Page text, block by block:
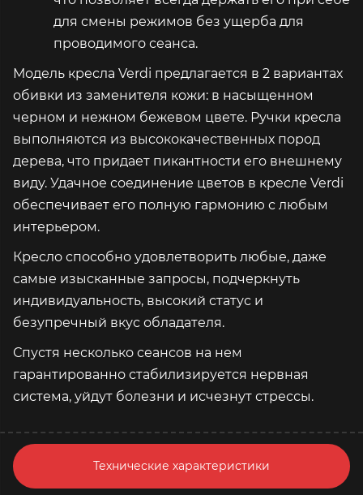
для смены режимов без ущерба для
проводимого сеанса.
Модель кресла Verdi предлагается в 2 вариантах
обивки из заменителя кожи: в насыщенном
черном и нежном бежевом цвете. Ручки кресла
выполняются из высококачественных пород
дерева, что придает пикантности его внешнему
виду. Удачное соединение цветов в кресле Verdi
обеспечивает его полную гармонию с любым
интерьером.
Кресло способно удовлетворить любые, даже
самые изысканные запросы, подчеркнуть
индивидуальность, высокий статус и
безупречный вкус обладателя.
Спустя несколько сеансов на нем
гарантированно стабилизируется нервная
система, уйдут болезни и исчезнут стрессы.
Технические характеристики